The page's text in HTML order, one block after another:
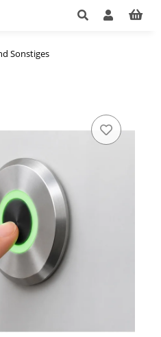
Sonstiges